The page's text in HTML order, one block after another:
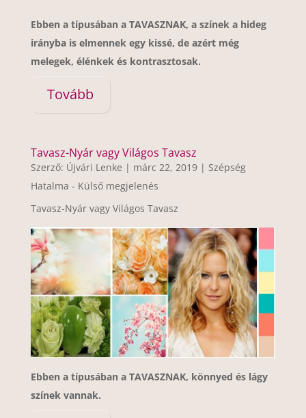
Ebben a típusában a TAVASZNAK, a színek a hideg
irányba is elmennek egy kissé, de azért még
melegek, élénkek és kontrasztosak.
Tovább
Tavasz-Nyár vagy Világos Tavasz
Szerző: Újvári Lenke | márc 22, 2019| Szépség
Hatalma - Külső megjelenés
Tavasz-Nyár vagy Világos Tavasz
Ebben a típusában a TAVASZNAK, könnyed és lágy
színek vannak.